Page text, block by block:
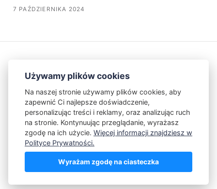
7 PAŹDZIERNIKA 2024
Kontakt Polityka Prywatności
Powered by Publii
Używamy plików cookies
Na naszej stronie używamy plików cookies, aby
zapewnić Ci najlepsze doświadczenie,
personalizując treści i reklamy, oraz analizując ruch
na stronie. Kontynuując przeglądanie, wyrażasz
zgodę na ich użycie. Więcej informacji znajdziesz w
Polityce Prywatności.
Wyrażam zgodę na ciasteczka